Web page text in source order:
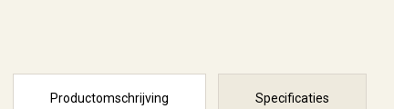
Productomschrijving Specificaties